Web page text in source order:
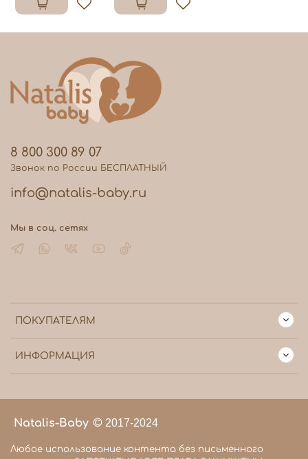
ПОКУПАТЕЛЯМ
ИНФОРМАЦИЯ
8 800 300 89 07
Звонок по России БЕСПЛАТНЫЙ
info@natalis-baby.ru
Мы в соц. сетях
Natalis-Baby © 2017-2024
Любое использование контента без письменного